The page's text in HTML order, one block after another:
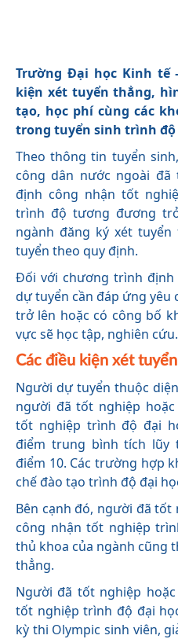
Trường Đại học Kinh tế
kiện xét tuyển thẳng,
tạo, học phí cùng các
trong tuyển sinh trình độ
Theo thông tin tuyển
công dân nước ngoài
định công nhận tốt
trình độ tương đương
ngành đăng ký xét
tuyển theo quy định.
Đối với chương trình
dự tuyển cần đáp ứng
trở lên hoặc có công bố
vực sẽ học tập, nghiên cứu.
Các điều kiện xét
Người dự tuyển thuộc
người đã tốt nghiệp
tốt nghiệp trình độ đại
điểm trung bình tích lũy
điểm 10. Các trường hợp
chế đào tạo trình độ đại
Bên cạnh đó, người đã
công nhận tốt nghiệp
thủ khoa của ngành cũng
thẳng.
Người đã tốt nghiệp
tốt nghiệp trình độ đại
kỳ thi Olympic sinh viên,